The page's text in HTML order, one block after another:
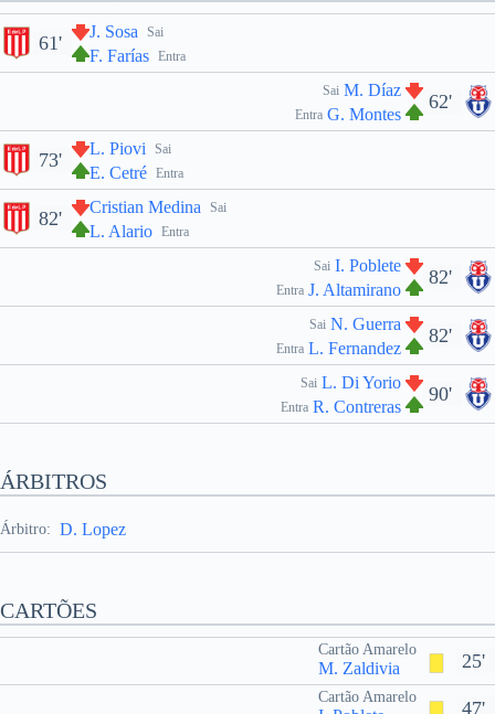
Sai
J. Sosa
Entra
F. Farías
61'
62'
Sai M. Díaz
Entra G. Montes
Sai
L. Piovi
Entra
E. Cetré
73'
Sai
Cristian Medina
Entra
L. Alario
82'
82'
Sai I. Poblete
Entra J. Altamirano
82'
Sai N. Guerra
Entra L. Fernandez
90'
Sai L. Di Yorio
Entra R. Contreras
ÁRBITROS
Árbitro: D. Lopez
CARTÕES
25'
Cartão Amarelo
M. Zaldivia
47'
Cartão Amarelo